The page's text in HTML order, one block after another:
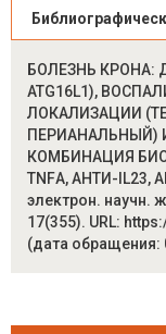
БОЛЕЗНЬ КРОНА:
ATG16L1),
ЛОКАЛИЗАЦИИ
ПЕРИАНАЛЬНЫЙ)
КОМБИНАЦИЯ
TNFΑ, АНТИ-IL23,
электрон. научн.
17(355). URL:
(дата обращения: